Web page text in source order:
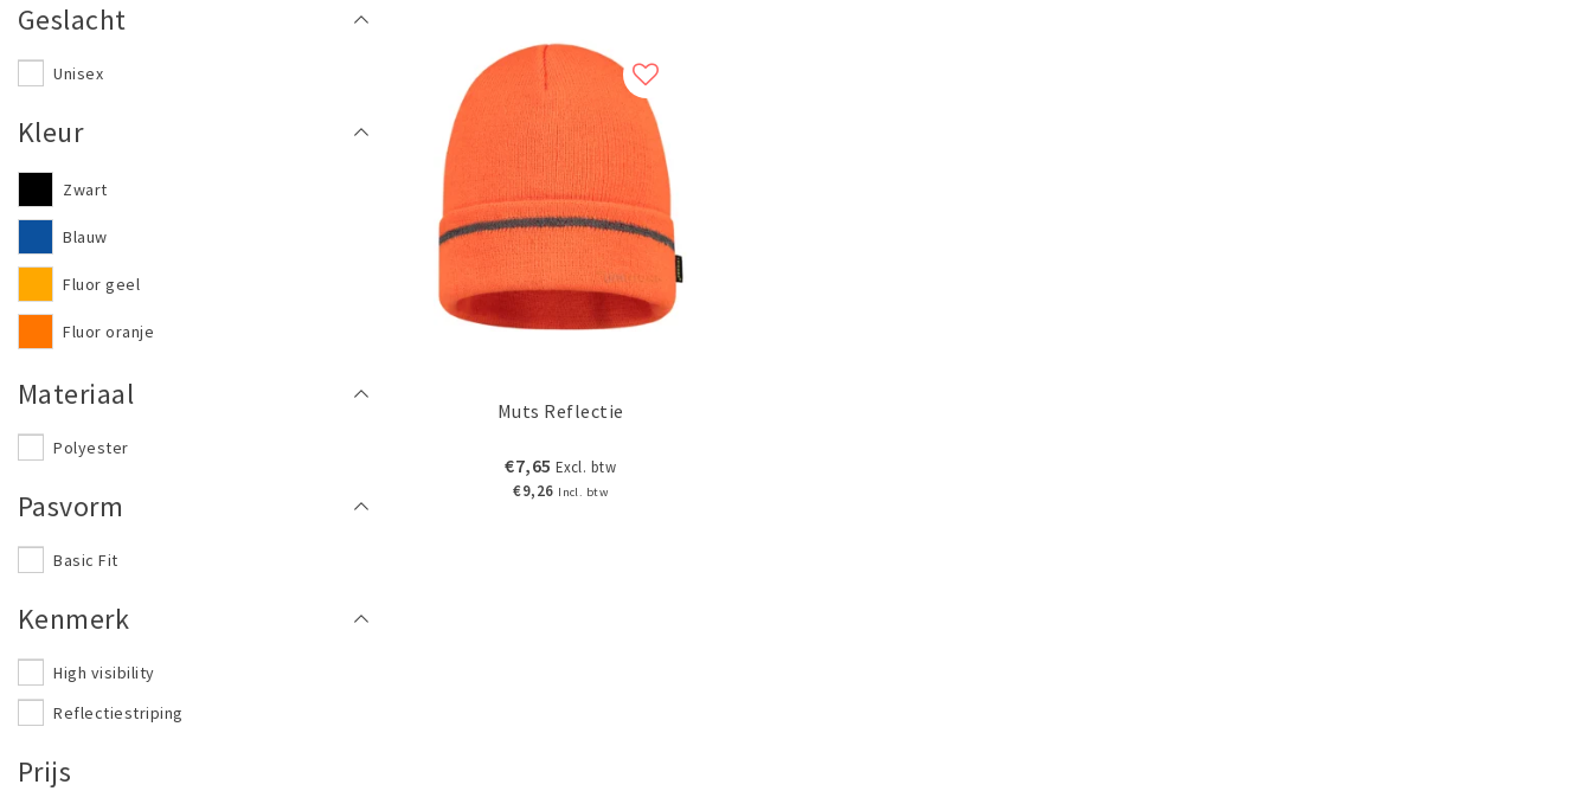
Geslacht
Unisex
Kleur
Zwart
Blauw
Fluor geel
Fluor oranje
Materiaal
Polyester
Pasvorm
Basic Fit
Kenmerk
High visibility
Reflectiestriping
Prijs
Muts Reflectie
€7,65 Excl. btw
€9,26 Incl. btw